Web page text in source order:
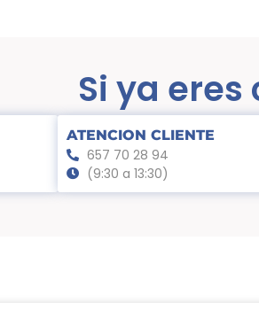
Si ya
ATENCION CLIENTE
657 70 28 94
(9:30 a 13:30)